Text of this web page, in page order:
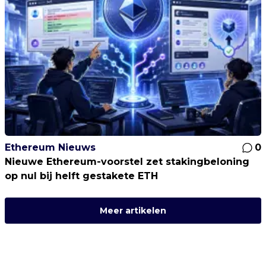
Ethereum Nieuws
0
Nieuwe Ethereum-voorstel zet stakingbeloning
op nul bij helft gestakete ETH
Meer artikelen